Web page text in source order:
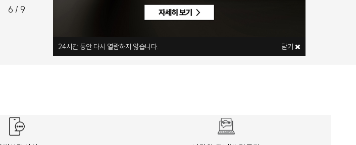
24시간 동안 다시 열람하지 않습니다. 닫기
7 / 9